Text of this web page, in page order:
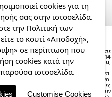
διπλού τοιχώματος
Η παραγγελία σας θα παραδοθεί σε
courier έως την Παρασκευή 14
Αυγούστου,
Σημείωση:Η παράδοση στο courier είναι
εκτιμώμενη.
1–3 εργάσιμες
ημέρες (ενδέχεται να υπάρξουν
Θέλεις
και
μια
ιστοσελίδα;
από
την
cookies για τη
σας στην ιστοσελίδα.
την Πολιτική των
το κουτί «Αποδοχή»,
σε περίπτωση που
cookies κατά την
ιστοσελίδα.
Customise Cookies